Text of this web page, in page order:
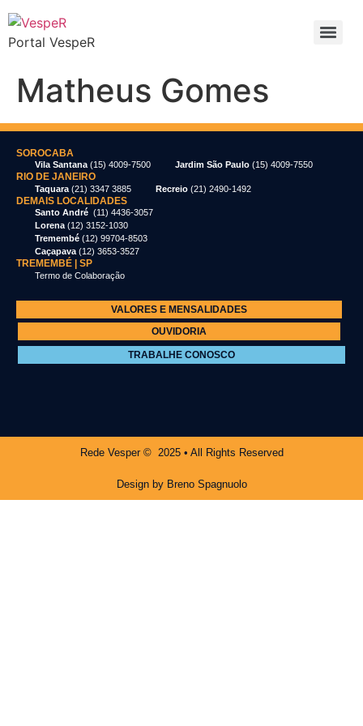
Portal VespeR
Matheus Gomes
SOROCABA
Vila Santana (15) 4009-7500 Jardim São Paulo (15) 4009-7550
RIO DE JANEIRO
Taquara (21) 3347 3885 Recreio (21) 2490-1492
DEMAIS LOCALIDADES
Santo André (11) 4436-3057
Lorena (12) 3152-1030
Tremembé (12) 99704-8503
Caçapava (12) 3653-3527
TREMEMBÉ | SP
Termo de Colaboração
VALORES E MENSALIDADES
OUVIDORIA
TRABALHE CONOSCO
Rede Vesper © 2025 • All Rights Reserved
Design by Breno Spagnuolo